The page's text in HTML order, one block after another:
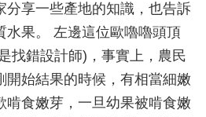
分享一些產地的知識，也告訴
水果。 左邊這位歐嚕嚕頭頂
找錯設計師)，事實上，農民
開始結果的時候，有相當細嫩
啃食嫩芽，一旦幼果被啃食嫩